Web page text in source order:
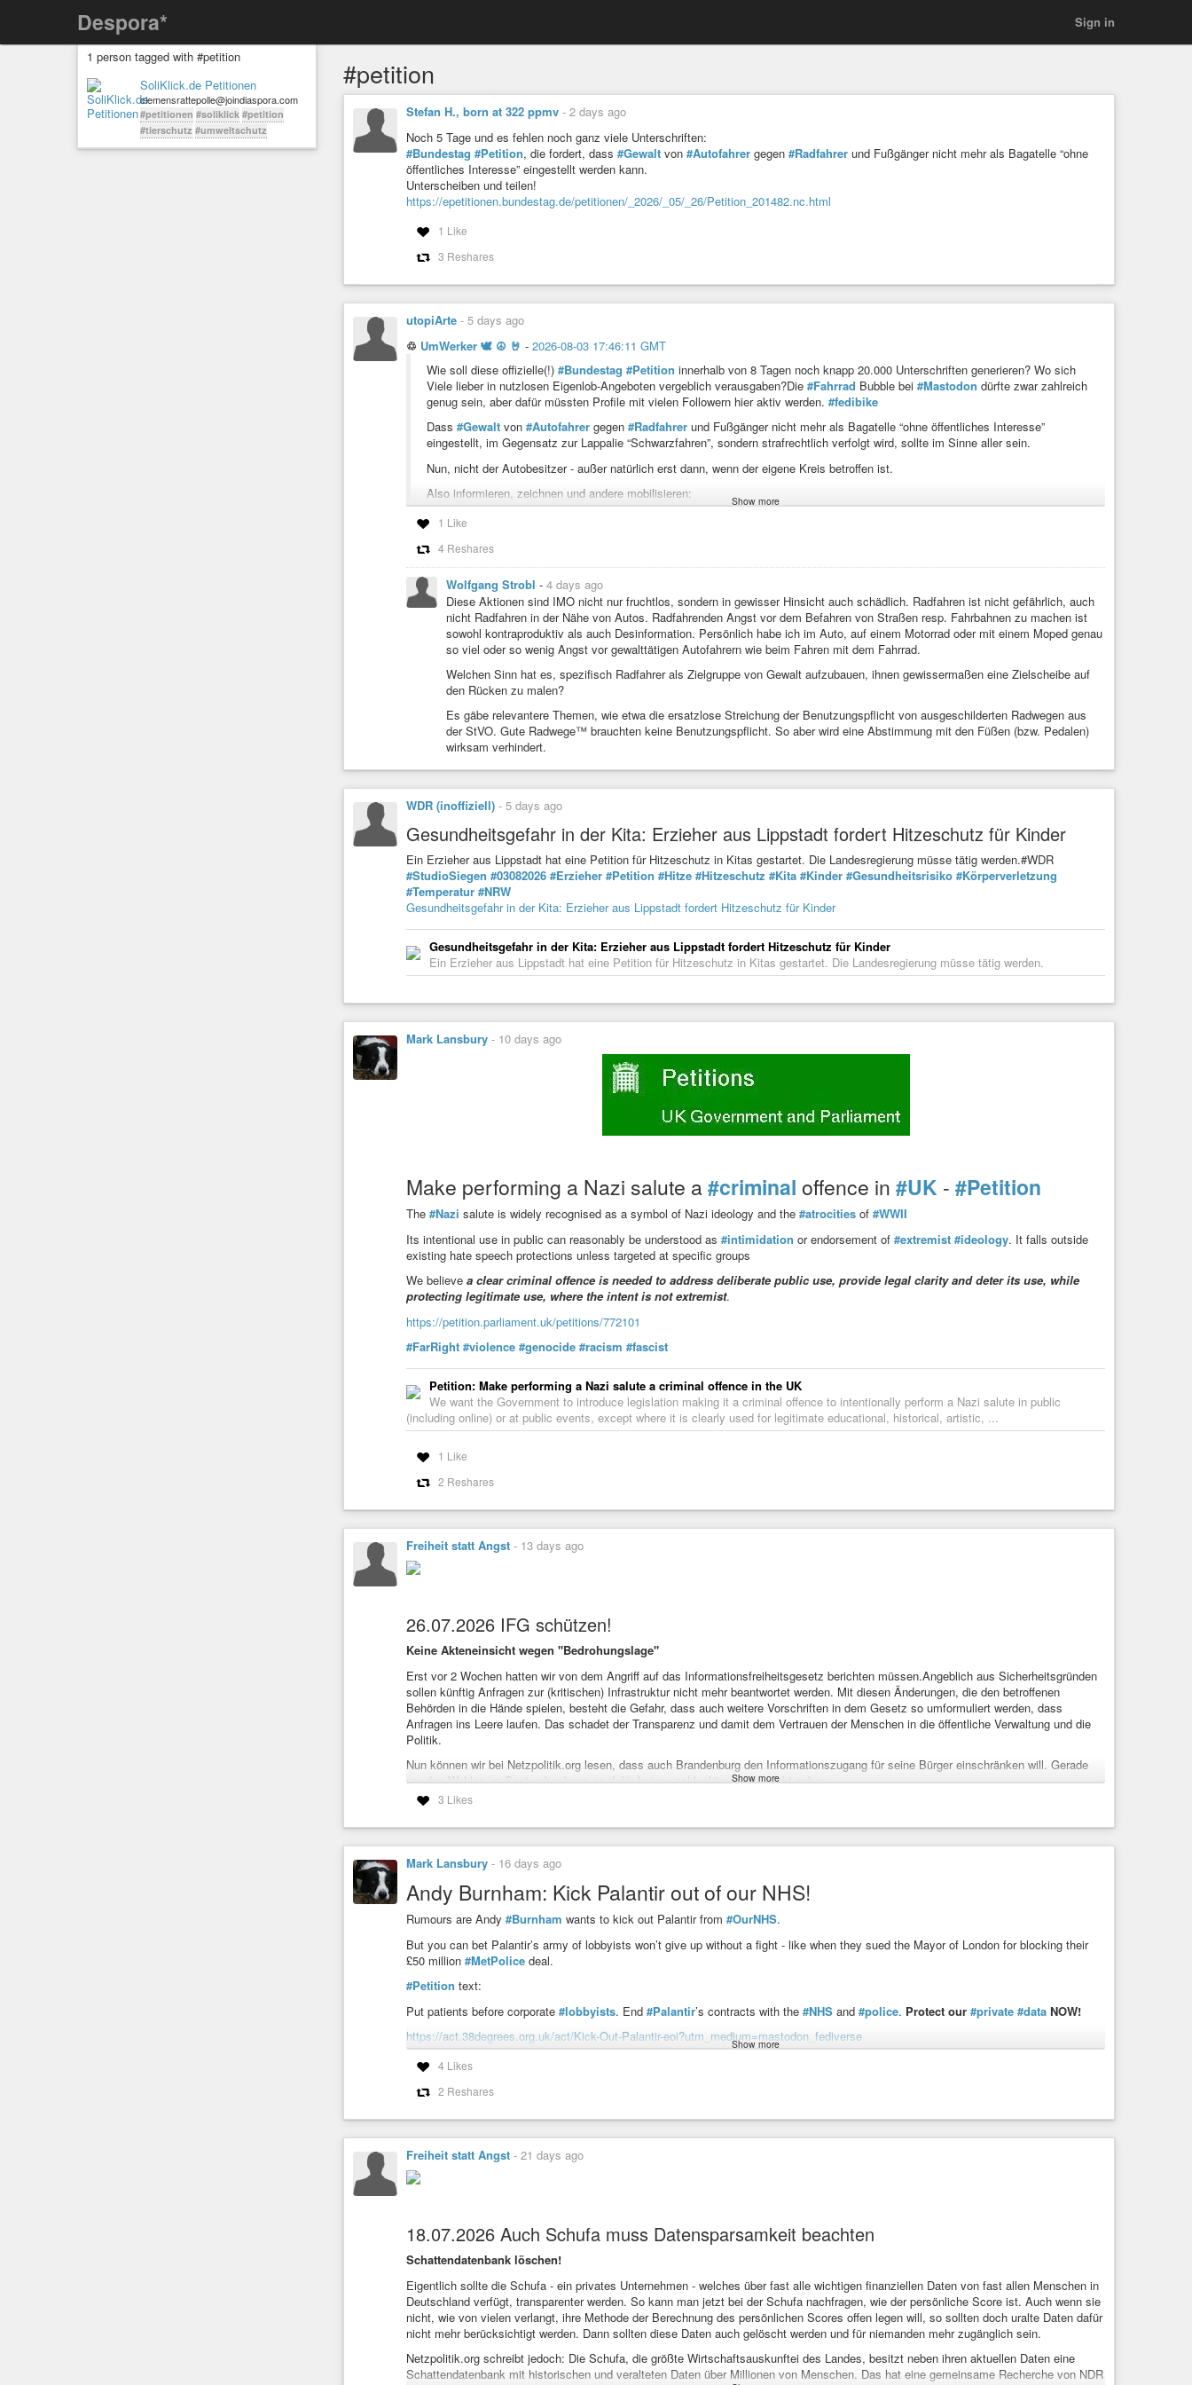
Despora* Sign in
1 person tagged with #petition
SoliKlick.de Petitionen
clemensrattepolle@joindiaspora.com
#petitionen #soliklick #petition
#tierschutz #umweltschutz
#petition
Stefan H., born at 322 ppmv - 2 days ago
Noch 5 Tage und es fehlen noch ganz viele Unterschriften:
#Bundestag #Petition, die fordert, dass #Gewalt von #Autofahrer gegen #Radfahrer und Fußgänger nicht mehr als Bagatelle “ohne
öffentliches Interesse” eingestellt werden kann.
Unterscheiben und teilen!
https://epetitionen.bundestag.de/petitionen/_2026/_05/_26/Petition_201482.nc.html
1 Like
3 Reshares
utopiArte - 5 days ago
♲ UmWerker 🕊 ☮️ 🤘 - 2026-08-03 17:46:11 GMT
Wie soll diese offizielle(!) #Bundestag #Petition innerhalb von 8 Tagen noch knapp 20.000 Unterschriften generieren? Wo sich
Viele lieber in nutzlosen Eigenlob-Angeboten vergeblich verausgaben?Die #Fahrrad Bubble bei #Mastodon dürfte zwar zahlreich
genug sein, aber dafür müssten Profile mit vielen Followern hier aktiv werden. #fedibike
Dass #Gewalt von #Autofahrer gegen #Radfahrer und Fußgänger nicht mehr als Bagatelle “ohne öffentliches Interesse”
eingestellt, im Gegensatz zur Lappalie “Schwarzfahren”, sondern strafrechtlich verfolgt wird, sollte im Sinne aller sein.
Nun, nicht der Autobesitzer - außer natürlich erst dann, wenn der eigene Kreis betroffen ist.
Also informieren, zeichnen und andere mobilisieren:
epetitionen.bundestag.de/petit…
UmWerker 🕊 ☮️ 🤘 (@UmWerker@hachyderm.io)
598 Posts, 92 Following, 157 Followers · Unpopulärer Kritiker menschlichen Verhaltens. Plädiert für einen Neustart der
Menschlichkeit. Unpopular critic of human behavior. Advocates a restart of humanity. NO facebook, NO instagram, NO whatsapp, ...
Show more
1 Like
4 Reshares
Wolfgang Strobl - 4 days ago
Diese Aktionen sind IMO nicht nur fruchtlos, sondern in gewisser Hinsicht auch schädlich. Radfahren ist nicht gefährlich, auch
nicht Radfahren in der Nähe von Autos. Radfahrenden Angst vor dem Befahren von Straßen resp. Fahrbahnen zu machen ist
sowohl kontraproduktiv als auch Desinformation. Persönlich habe ich im Auto, auf einem Motorrad oder mit einem Moped genau
so viel oder so wenig Angst vor gewalttätigen Autofahrern wie beim Fahren mit dem Fahrrad.
Welchen Sinn hat es, spezifisch Radfahrer als Zielgruppe von Gewalt aufzubauen, ihnen gewissermaßen eine Zielscheibe auf
den Rücken zu malen?
Es gäbe relevantere Themen, wie etwa die ersatzlose Streichung der Benutzungspflicht von ausgeschilderten Radwegen aus
der StVO. Gute Radwege™ brauchten keine Benutzungspflicht. So aber wird eine Abstimmung mit den Füßen (bzw. Pedalen)
wirksam verhindert.
WDR (inoffiziell) - 5 days ago
Gesundheitsgefahr in der Kita: Erzieher aus Lippstadt fordert Hitzeschutz für Kinder
Ein Erzieher aus Lippstadt hat eine Petition für Hitzeschutz in Kitas gestartet. Die Landesregierung müsse tätig werden.#WDR
#StudioSiegen #03082026 #Erzieher #Petition #Hitze #Hitzeschutz #Kita #Kinder #Gesundheitsrisiko #Körperverletzung
#Temperatur #NRW
Gesundheitsgefahr in der Kita: Erzieher aus Lippstadt fordert Hitzeschutz für Kinder
Gesundheitsgefahr in der Kita: Erzieher aus Lippstadt fordert Hitzeschutz für Kinder
Ein Erzieher aus Lippstadt hat eine Petition für Hitzeschutz in Kitas gestartet. Die Landesregierung müsse tätig werden.
Mark Lansbury - 10 days ago
Make performing a Nazi salute a#criminal offence in #UK - #Petition
The #Nazi salute is widely recognised as a symbol of Nazi ideology and the #atrocities of #WWII
Its intentional use in public can reasonably be understood as #intimidation or endorsement of #extremist #ideology. It falls outside
existing hate speech protections unless targeted at specific groups
We believe a clear criminal offence is needed to address deliberate public use, provide legal clarity and deter its use, while
protecting legitimate use, where the intent is not extremist.
https://petition.parliament.uk/petitions/772101
#FarRight #violence #genocide #racism #fascist
Petition: Make performing a Nazi salute a criminal offence in the UK
We want the Government to introduce legislation making it a criminal offence to intentionally perform a Nazi salute in public
(including online) or at public events, except where it is clearly used for legitimate educational, historical, artistic, ...
1 Like
2 Reshares
Freiheit statt Angst - 13 days ago
26.07.2026 IFG schützen!
Keine Akteneinsicht wegen "Bedrohungslage"
Erst vor 2 Wochen hatten wir von dem Angriff auf das Informationsfreiheitsgesetz berichten müssen.Angeblich aus Sicherheitsgründen
sollen künftig Anfragen zur (kritischen) Infrastruktur nicht mehr beantwortet werden. Mit diesen Änderungen, die den betroffenen
Behörden in die Hände spielen, besteht die Gefahr, dass auch weitere Vorschriften in dem Gesetz so umformuliert werden, dass
Anfragen ins Leere laufen. Das schadet der Transparenz und damit dem Vertrauen der Menschen in die öffentliche Verwaltung und die
Politik.
Nun können wir bei Netzpolitik.org lesen, dass auch Brandenburg den Informationszugang für seine Bürger einschränken will. Gerade
vor den Wahlen im September kann es dafür keinen schlechteren Zeitpunkt geben.
In Brandenburg wird dabei der Weg über das Akteneinsichts- und Informationszugangsgesetz (AIG) angepeilt. An einem
Kategorie[21]: Unsere Themen in der Presse Short-Link dieser Seite: a-fsa.de/d/3QY
Link zu dieser Seite:https://www.a-fsa.de/de/articles/9605-20260726-ifg-schuetzen.html
Link im Tor-Netzwerk:http://a6pdp5vmmw4zm5tifrc3qo2pyz7mvnk4zzimpesnckvzinubzmioddad.onion/de/articles/9605-20260726-ifg-
schuetzen.html
Tags:#Zensur #Transparenz
Startseite
Deine Spende für digitale Freiheitsrechte netzpolitik.org widmet sich den wichtigsten Fragen rund um Internet, Gesellschaft und
Politik. Als journalistisches Angebot sind wir nicht neutral, sondern kämpfen gegen Überwachung und für digitale ...
Show more
3 Likes
Mark Lansbury - 16 days ago
Andy Burnham: Kick Palantir out of our NHS!
Rumours are Andy #Burnham wants to kick out Palantir from #OurNHS.
But you can bet Palantir’s army of lobbyists won’t give up without a fight - like when they sued the Mayor of London for blocking their
£50 million #MetPolice deal.
#Petition text:
Put patients before corporate #lobbyists. End #Palantir’s contracts with the #NHS and #police. Protect our #private #data NOW!
https://act.38degrees.org.uk/act/Kick-Out-Palantir-eoi?utm_medium=mastodon_fediverse
#CorporateTerrorism
Andy Burnham: Kick Palantir out of our NHS!
I just signed the campaign calling on the Prime Minister to kick Palantir out of our NHS and police, can you ad your name now?
Show more
4 Likes
2 Reshares
Freiheit statt Angst - 21 days ago
18.07.2026 Auch Schufa muss Datensparsamkeit beachten
Schattendatenbank löschen!
Eigentlich sollte die Schufa - ein privates Unternehmen - welches über fast alle wichtigen finanziellen Daten von fast allen Menschen in
Deutschland verfügt, transparenter werden. So kann man jetzt bei der Schufa nachfragen, wie der persönliche Score ist. Auch wenn sie
nicht, wie von vielen verlangt, ihre Methode der Berechnung des persönlichen Scores offen legen will, so sollten doch uralte Daten dafür
nicht mehr berücksichtigt werden. Dann sollten diese Daten auch gelöscht werden und für niemanden mehr zugänglich sein.
Netzpolitik.org schreibt jedoch: Die Schufa, die größte Wirtschaftsauskunftei des Landes, besitzt neben ihren aktuellen Daten eine
Schattendatenbank mit historischen und veralteten Daten über Millionen von Menschen. Das hat eine gemeinsame Recherche von NDR